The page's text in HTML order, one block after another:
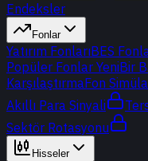
Endeksler
Fonlar
Yatırım FonlarıBES
Popüler Fonlar YeniBir
KarşılaştırmaFon
Akıllı Para Sinyali
Sektör Rotasyonu
Hisseler